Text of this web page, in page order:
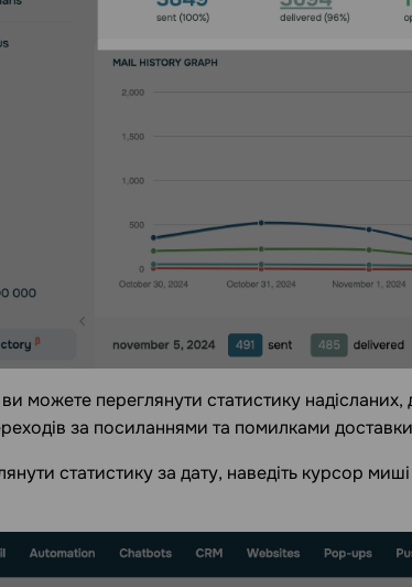
можете переглянути статистику
за посиланнями та помилками
статистику за дату, наведіть курсор